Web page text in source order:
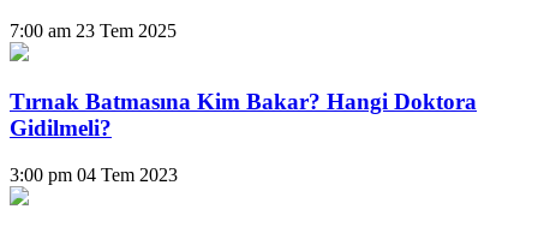
7:00 am 23 Tem 2025
Tırnak Batmasına Kim Bakar? Hangi Doktora
Gidilmeli?
3:00 pm 04 Tem 2023